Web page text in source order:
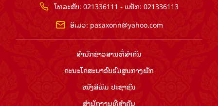
ໂທລະສັບ: 021336111 - ແຟັກ: 021336113
ອີເມວ: pasaxonn@yahoo.com
ສຳ​ນັກ​ຂ່າວ​ສານ​ທີ່​ສຳ​ຄັນ​
ຄະນະໂຄສະນາອົບຮົມ​ສູນ​ກາງ​ພັກ
ໜັງສືພິມ ປະ​ຊາ​ຊົນ
ສຳ​ນັກ​ງານ​ທີ່​ສຳ​ຄັນ